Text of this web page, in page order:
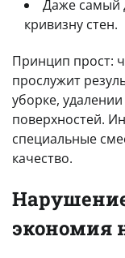
Даже самый
кривизну стен.
Принцип прост:
прослужит
уборке,
поверхностей.
специальные
качество.
экономия